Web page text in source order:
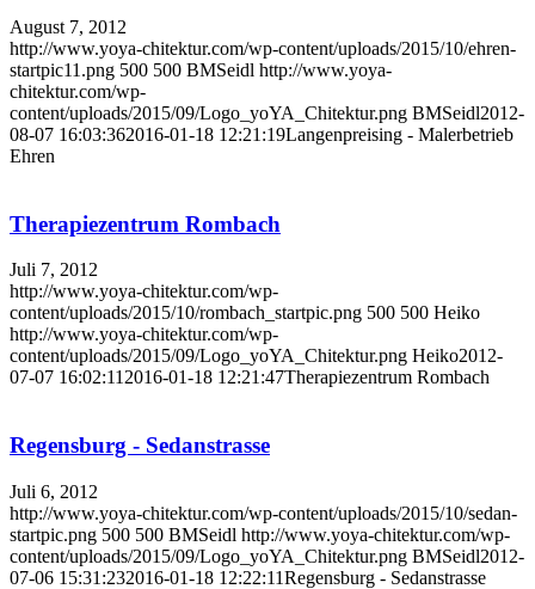
August 7, 2012
http://www.yoya-chitektur.com/wp-content/uploads/2015/10/ehren-
startpic11.png 500 500 BMSeidl http://www.yoya-
chitektur.com/wp-
content/uploads/2015/09/Logo_yoYA_Chitektur.png BMSeidl2012-
08-07 16:03:362016-01-18 12:21:19Langenpreising - Malerbetrieb
Ehren
Therapiezentrum Rombach
Juli 7, 2012
http://www.yoya-chitektur.com/wp-
content/uploads/2015/10/rombach_startpic.png 500 500 Heiko
http://www.yoya-chitektur.com/wp-
content/uploads/2015/09/Logo_yoYA_Chitektur.png Heiko2012-
07-07 16:02:11 2016-01-18 12:21:47Therapiezentrum Rombach
Regensburg - Sedanstrasse
Juli 6, 2012
http://www.yoya-chitektur.com/wp-content/uploads/2015/10/sedan-
startpic.png 500 500 BMSeidl http://www.yoya-chitektur.com/wp-
content/uploads/2015/09/Logo_yoYA_Chitektur.png BMSeidl2012-
07-06 15:31:232016-01-18 12:22:11Regensburg - Sedanstrasse